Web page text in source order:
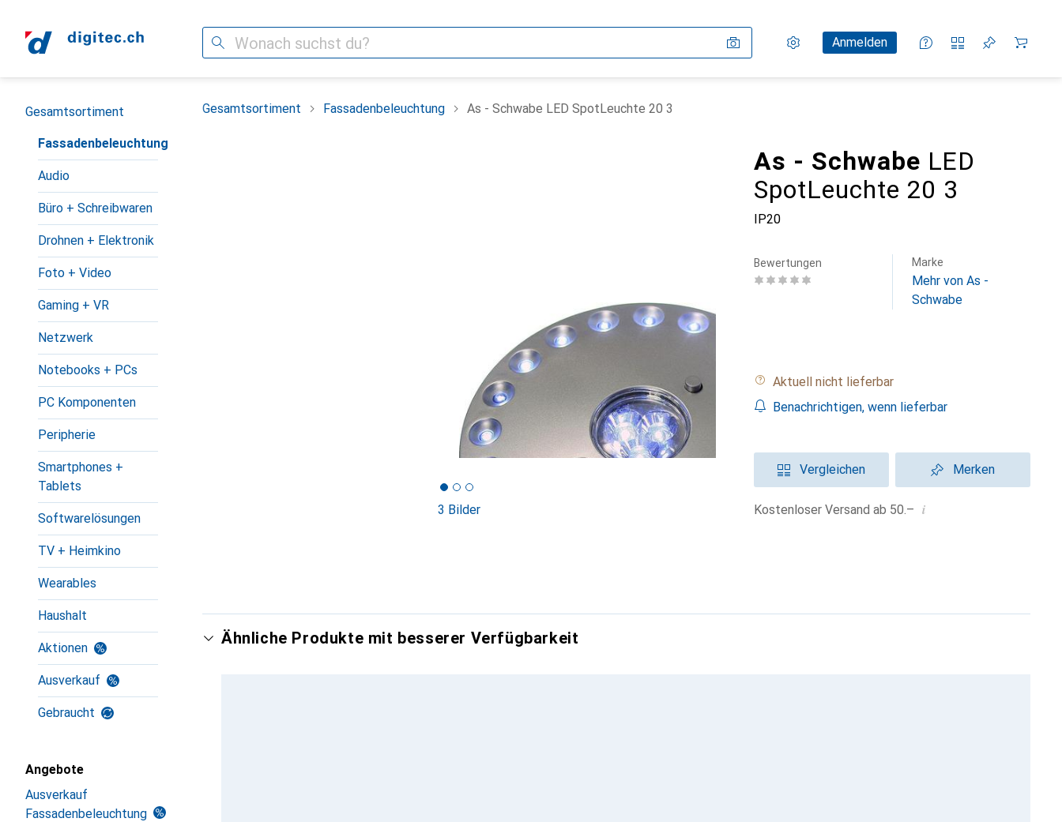
Suche Einstellungen
KundenkontoAnmelden
Vergleichslisten
Merklisten
Warenkorb
Navigation nach Kategorien
Gesamtsortiment
Fassadenbeleuchtung
Audio
Büro + Schreibwaren
Drohnen + Elektronik
Foto + Video
Gaming + VR
Netzwerk
Notebooks + PCs
PC Komponenten
Peripherie
Smartphones +
Tablets
Softwarelösungen
TV + Heimkino
Wearables
Haushalt
Aktionen
Ausverkauf
Gebraucht
Angebote
Ausverkauf
Fassadenbeleuchtung
Gesamtsortiment Fassadenbeleuchtung As - Schwabe LED SpotLeuchte 20 3
3 Bilder
As - Schwabe LED
SpotLeuchte 20 3
IP20
Bewertungen Marke
Mehr von As -
Schwabe
Aktuell nicht lieferbar
Benachrichtigen, wenn lieferbar
Vergleichen Merken
Kostenloser Versand ab 50.– i
Ähnliche Produkte mit besserer Verfügbarkeit